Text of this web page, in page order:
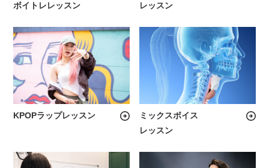
ボイトレレッスン
レッスン
KPOPラップレッスン
ミックスボイス
レッスン